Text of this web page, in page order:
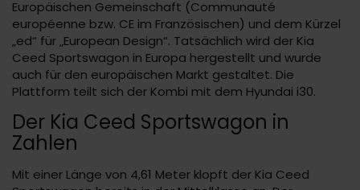
Europäischen Gemeinschaft (Communauté
européenne bzw. CE im Französischen) und dem Kürzel
„ed“ für „European Design“. Tatsächlich wird der Kia
Ceed Sportswagon in Europa hergestellt und wurde
auch für den europäischen Markt gestaltet. Die
Plattform teilt sich der Kombi mit dem Hyundai i30.
Der Kia Ceed Sportswagon in
Zahlen
Mit einer Länge von 4,61 Meter klopft der Kia Ceed